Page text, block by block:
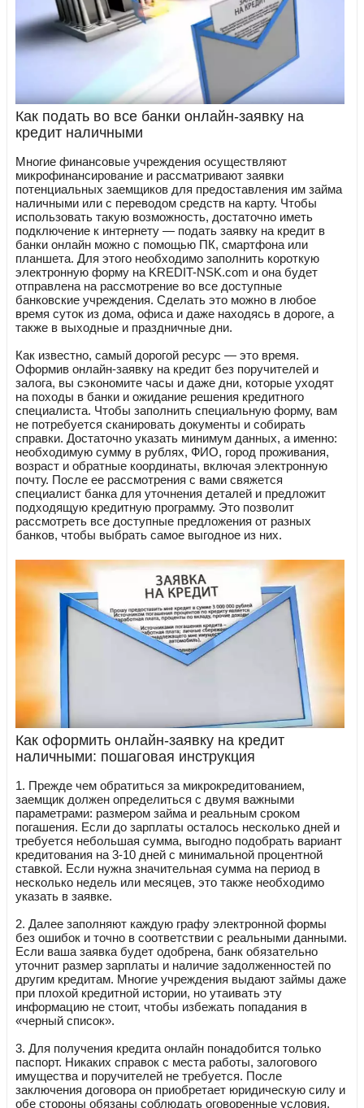
Как подать во все банки онлайн-заявку на
кредит наличными
Многие финансовые учреждения осуществляют
микрофинансирование и рассматривают заявки
потенциальных заемщиков для предоставления им займа
наличными или с переводом средств на карту. Чтобы
использовать такую возможность, достаточно иметь
подключение к интернету — подать заявку на кредит в
банки онлайн можно с помощью ПК, смартфона или
планшета. Для этого необходимо заполнить короткую
электронную форму на KREDIT-NSK.com и она будет
отправлена на рассмотрение во все доступные
банковские учреждения. Сделать это можно в любое
время суток из дома, офиса и даже находясь в дороге, а
также в выходные и праздничные дни.
Как известно, самый дорогой ресурс — это время.
Оформив онлайн-заявку на кредит без поручителей и
залога, вы сэкономите часы и даже дни, которые уходят
на походы в банки и ожидание решения кредитного
специалиста. Чтобы заполнить специальную форму, вам
не потребуется сканировать документы и собирать
справки. Достаточно указать минимум данных, а именно:
необходимую сумму в рублях, ФИО, город проживания,
возраст и обратные координаты, включая электронную
почту. После ее рассмотрения с вами свяжется
специалист банка для уточнения деталей и предложит
подходящую кредитную программу. Это позволит
рассмотреть все доступные предложения от разных
банков, чтобы выбрать самое выгодное из них.
Как оформить онлайн-заявку на кредит
наличными: пошаговая инструкция
1. Прежде чем обратиться за микрокредитованием,
заемщик должен определиться с двумя важными
параметрами: размером займа и реальным сроком
погашения. Если до зарплаты осталось несколько дней и
требуется небольшая сумма, выгодно подобрать вариант
кредитования на 3-10 дней с минимальной процентной
ставкой. Если нужна значительная сумма на период в
несколько недель или месяцев, это также необходимо
указать в заявке.
2. Далее заполняют каждую графу электронной формы
без ошибок и точно в соответствии с реальными данными.
Если ваша заявка будет одобрена, банк обязательно
уточнит размер зарплаты и наличие задолженностей по
другим кредитам. Многие учреждения выдают займы даже
при плохой кредитной истории, но утаивать эту
информацию не стоит, чтобы избежать попадания в
«черный список».
3. Для получения кредита онлайн понадобится только
паспорт. Никаких справок с места работы, залогового
имущества и поручителей не требуется. После
заключения договора он приобретает юридическую силу и
обе стороны обязаны соблюдать оговоренные условия.